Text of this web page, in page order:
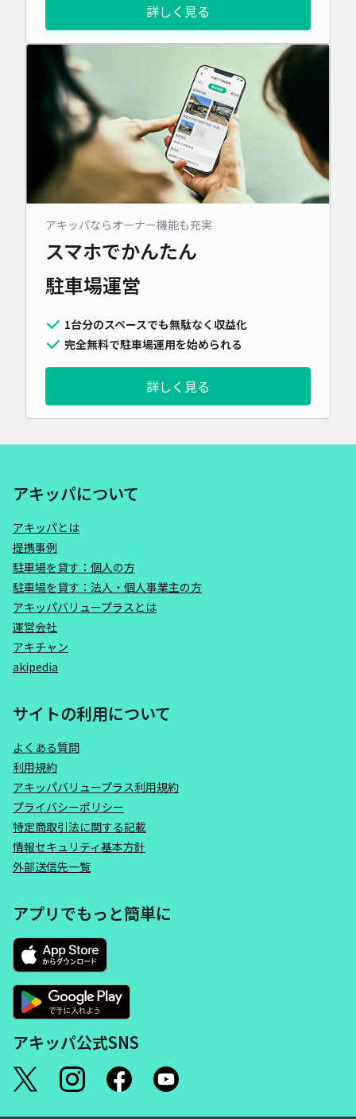
詳しく見る
アキッパならオーナー機能も充実
スマホでかんたん
駐車場運営
1台分のスペースでも無駄なく収益化
完全無料で駐車場運用を始められる
詳しく見る
アキッパについて
アキッパとは
提携事例
駐車場を貸す：個人の方
駐車場を貸す：法人・個人事業主の方
アキッパバリュープラスとは
運営会社
アキチャン
akipedia
サイトの利用について
よくある質問
利用規約
アキッパバリュープラス利用規約
プライバシーポリシー
特定商取引法に関する記載
情報セキュリティ基本方針
外部送信先一覧
アプリでもっと簡単に
アキッパ公式SNS